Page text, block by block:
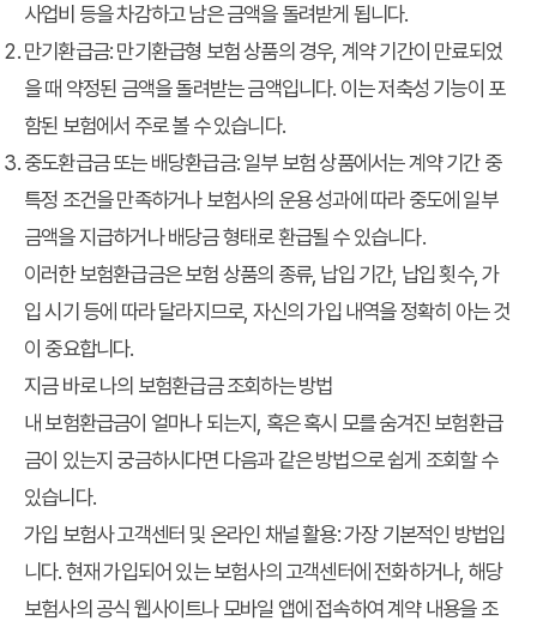
사업비 등을 차감하고 남은 금액을 돌려받게 됩니다.
만기환급금:만기환급형 보험 상품의 경우, 계약 기간이 만료되었
을 때 약정된 금액을 돌려받는 금액입니다. 이는 저축성 기능이 포
함된 보험에서 주로 볼 수 있습니다.
중도환급금 또는 배당환급금:일부 보험 상품에서는 계약 기간 중
특정 조건을 만족하거나 보험사의 운용 성과에 따라 중도에 일부
금액을 지급하거나 배당금 형태로 환급될 수 있습니다.
이러한 보험환급금은 보험 상품의 종류, 납입 기간, 납입 횟수, 가
입 시기 등에 따라 달라지므로, 자신의 가입 내역을 정확히 아는 것
이 중요합니다.
지금 바로 나의 보험환급금 조회하는 방법
내 보험환급금이 얼마나 되는지, 혹은 혹시 모를 숨겨진 보험환급
금이 있는지 궁금하시다면 다음과 같은 방법으로 쉽게 조회할 수
있습니다.
가입 보험사 고객센터 및 온라인 채널 활용:가장 기본적인 방법입
니다. 현재 가입되어 있는 보험사의 고객센터에 전화하거나, 해당
보험사의 공식 웹사이트나 모바일 앱에 접속하여 계약 내용을 조